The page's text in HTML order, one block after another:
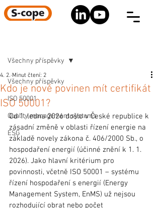
Všechny příspěvky
ISO 50001
Quality management systems
ESG
Všechny příspěvky
Kdo je nově povinen mít certifikát
ISO 50001?
4. 2. Minut čtení: 2
Od 1. ledna 2026 došlo v České republice k
zásadní změně v oblasti řízení energie na
základě novely zákona č. 406/2000 Sb., o
hospodaření energií (účinné znění k 1. 1.
2026). Jako hlavní kritérium pro
povinnosti, včetně ISO 50001 – systému
řízení hospodaření s energií (Energy
Management System, EnMS) už nejsou
rozhodující obrat nebo počet